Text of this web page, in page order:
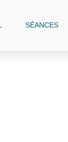
SÉANCES